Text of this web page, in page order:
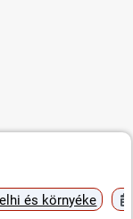
és környéke